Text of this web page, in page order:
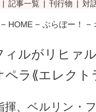
HOME − ぶらぼー！ −
ィルがリヒァ
ペラ⟪エレクト
揮、ベルリン・